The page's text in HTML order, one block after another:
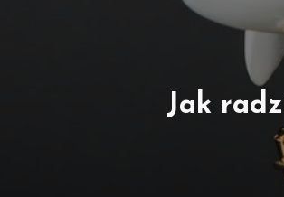
Jak